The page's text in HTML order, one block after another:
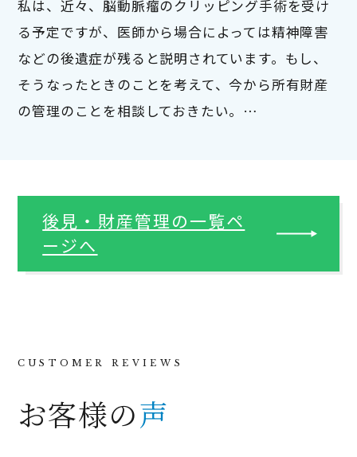
私は、近々、脳動脈瘤のクリッピング手術を受け
る予定ですが、医師から場合によっては精神障害
などの後遺症が残ると説明されています。もし、
そうなったときのことを考えて、今から所有財産
の管理のことを相談しておきたい。…
後見・財産管理の一覧ペ
ージへ
お客様の声